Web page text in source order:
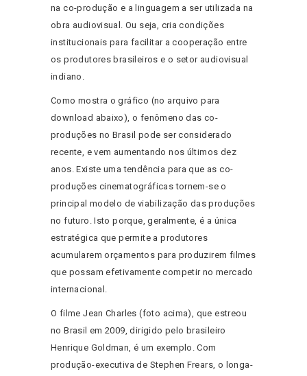
na co-produção e a linguagem a ser utilizada na
obra audiovisual. Ou seja, cria condições
institucionais para facilitar a cooperação entre
os produtores brasileiros e o setor audiovisual
indiano.
Como mostra o gráfico (no arquivo para
download abaixo), o fenômeno das co-
produções no Brasil pode ser considerado
recente, e vem aumentando nos últimos dez
anos. Existe uma tendência para que as co-
produções cinematográficas tornem-se o
principal modelo de viabilização das produções
no futuro. Isto porque, geralmente, é a única
estratégica que permite a produtores
acumularem orçamentos para produzirem filmes
que possam efetivamente competir no mercado
internacional.
O filme Jean Charles (foto acima), que estreou
no Brasil em 2009, dirigido pelo brasileiro
Henrique Goldman, é um exemplo. Com
produção-executiva de Stephen Frears, o longa-